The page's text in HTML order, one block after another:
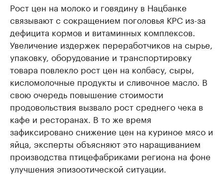
Рост цен на молоко и говядину в Нацбанке
связывают с сокращением поголовья КРС из-за
дефицита кормов и витаминных комплексов.
Увеличение издержек переработчиков на сырье,
упаковку, оборудование и транспортировку
товара повлекло рост цен на колбасу, сыры,
кисломолочные продукты и сливочное масло. В
свою очередь повышение стоимости
продовольствия вызвало рост среднего чека в
кафе и ресторанах. В то же время
зафиксировано снижение цен на куриное мясо и
яйца, эксперты объясняют это наращиванием
производства птицефабриками региона на фоне
улучшения эпизоотической ситуации.